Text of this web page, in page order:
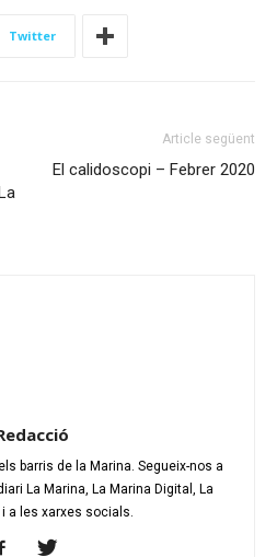
Twitter
Article següent
El calidoscopi – Febrer 2020
barris de la Marina. Segueix-nos a
La Marina, La Marina Digital, La
i a les xarxes socials.